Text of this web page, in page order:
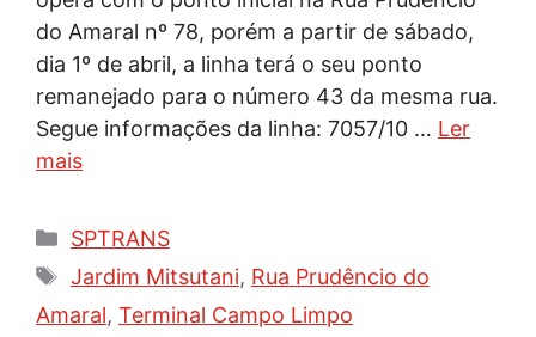
do Amaral nº 78, porém a partir de sábado,
dia 1º de abril, a linha terá o seu ponto
remanejado para o número 43 da mesma rua.
Segue informações da linha: 7057/10 … Ler
mais
Categorias
SPTRANS
Tags
Jardim Mitsutani, Rua Prudêncio do
Amaral, Terminal Campo Limpo